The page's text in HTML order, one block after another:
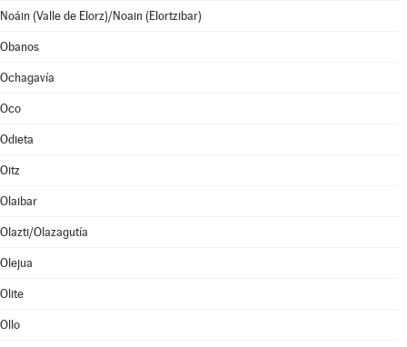
Noáin (Valle de Elorz)/Noain (Elortzibar)
Obanos
Ochagavía
Oco
Odieta
Oitz
Olaibar
Olazti/Olazagutía
Olejua
Olite
Ollo